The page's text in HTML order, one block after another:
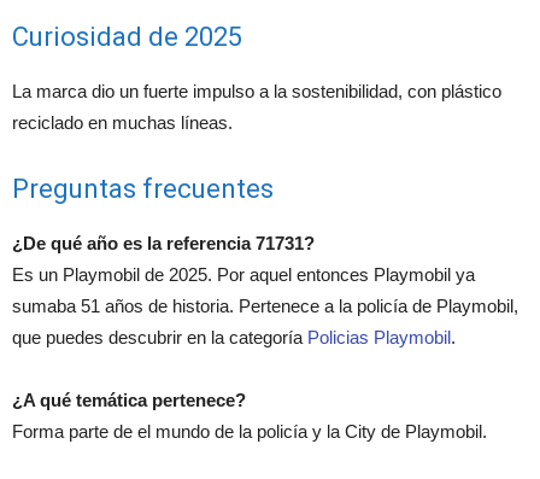
Curiosidad de 2025
La marca dio un fuerte impulso a la sostenibilidad, con plástico
reciclado en muchas líneas.
Preguntas frecuentes
¿De qué año es la referencia 71731?
Es un Playmobil de 2025. Por aquel entonces Playmobil ya
sumaba 51 años de historia. Pertenece a la policía de Playmobil,
que puedes descubrir en la categoría Policias Playmobil.
¿A qué temática pertenece?
Forma parte de el mundo de la policía y la City de Playmobil.